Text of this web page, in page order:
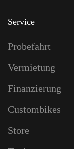
Service
Probefahrt
Vermietung
Finanzierung
Custombikes
Store